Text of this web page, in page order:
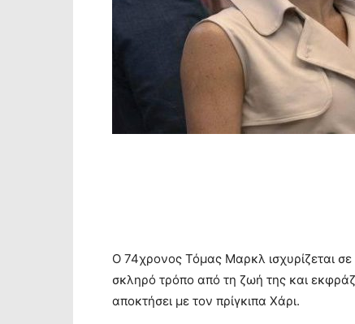
Ο 74χρονος Τόμας Μαρκλ ισχυρίζεται
σκληρό τρόπο από τη ζωή της και
αποκτήσει με τον πρίγκιπα Χάρι.